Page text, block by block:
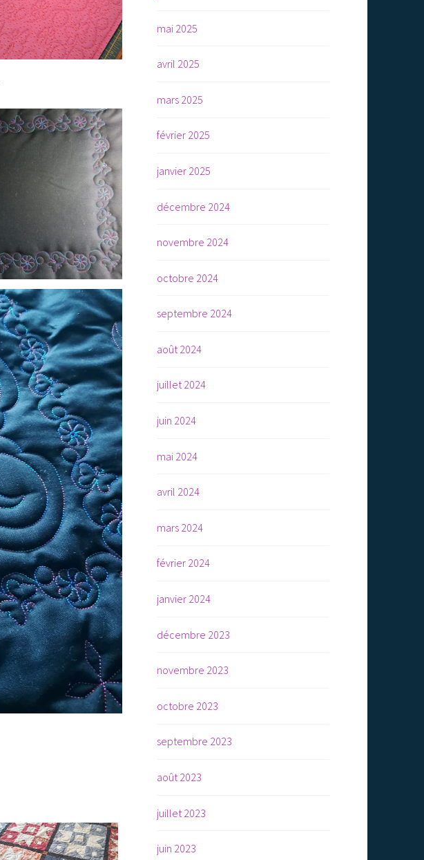
mai 2025
avril 2025
mars 2025
février 2025
janvier 2025
décembre 2024
novembre 2024
octobre 2024
septembre 2024
août 2024
juillet 2024
juin 2024
mai 2024
avril 2024
mars 2024
février 2024
janvier 2024
décembre 2023
novembre 2023
octobre 2023
septembre 2023
août 2023
juillet 2023
juin 2023